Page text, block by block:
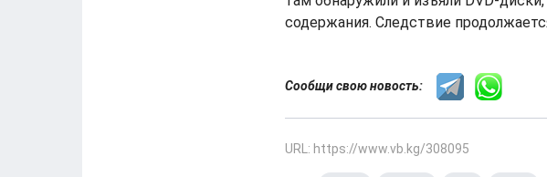
содержания. Следствие
Сообщи свою новость:
URL: https://www.vb.kg/308095